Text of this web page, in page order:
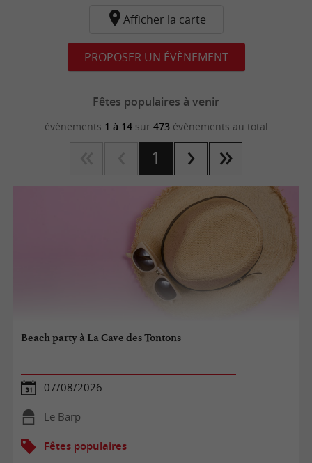
Afficher la carte
PROPOSER UN ÉVÈNEMENT
Fêtes populaires à venir
évènements 1 à 14sur 473évènements au total
1
Beach party à La Cave des Tontons
07/08/2026
Le Barp
Fêtes populaires